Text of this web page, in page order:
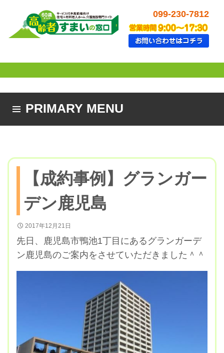
099-230-7812
PRIMARY MENU
【成約事例】グランガー
デン鹿児島
2017年12月21日
先日、鹿児島市鴨池1丁目にあるグランガーデ
ン鹿児島のご案内をさせていただきました＾＾